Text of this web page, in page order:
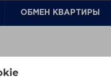
ОБМЕН КВАРТИРЫ
на